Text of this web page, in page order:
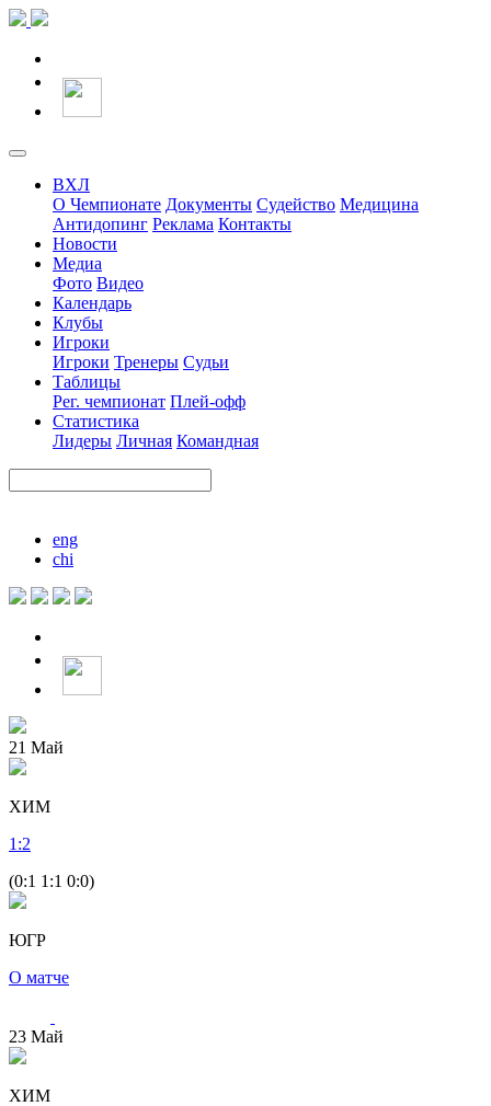
ВХЛ
О Чемпионате Документы Судейство Медицина
Антидопинг Реклама Контакты
Новости
Медиа
Фото Видео
Календарь
Клубы
Игроки
Игроки Тренеры Судьи
Таблицы
Рег. чемпионат Плей-офф
Статистика
Лидеры Личная Командная
eng
chi
21 Май
ХИМ
1 :2
(0:1 1:1 0:0)
ЮГР
О матче
23 Май
ХИМ